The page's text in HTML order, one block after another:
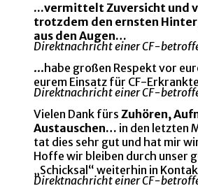
...vermittelt Zuversicht und
trotzdem den ernsten
aus den Augen…
Direktnachricht einer CF-
...habe großen Respekt vor
eurem Einsatz für CF-
Direktnachricht einer CF-
Vielen Dank fürs Zuhören,
Austauschen… in den letzten
tat dies sehr gut und hat mir
Hoffe wir bleiben durch unser
„Schicksal“ weiterhin in
Direktnachricht einer CF-